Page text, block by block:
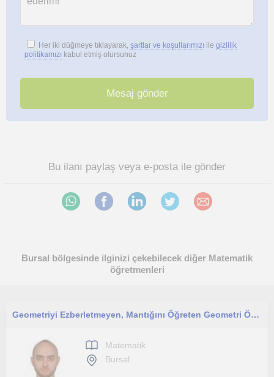
Her iki düğmeye tıklayarak, şartlar ve koşullarımızı ile gizlilik
politikamızı kabul etmiş olursunuz
Bu ilanı paylaş veya e-posta ile gönder
Bursal bölgesinde ilginizi çekebilecek diğer Matematik
öğretmenleri
Geometriyi Ezberletmeyen, Mantığını Öğreten Geometri Öğretmeni
Matematik
Bursal